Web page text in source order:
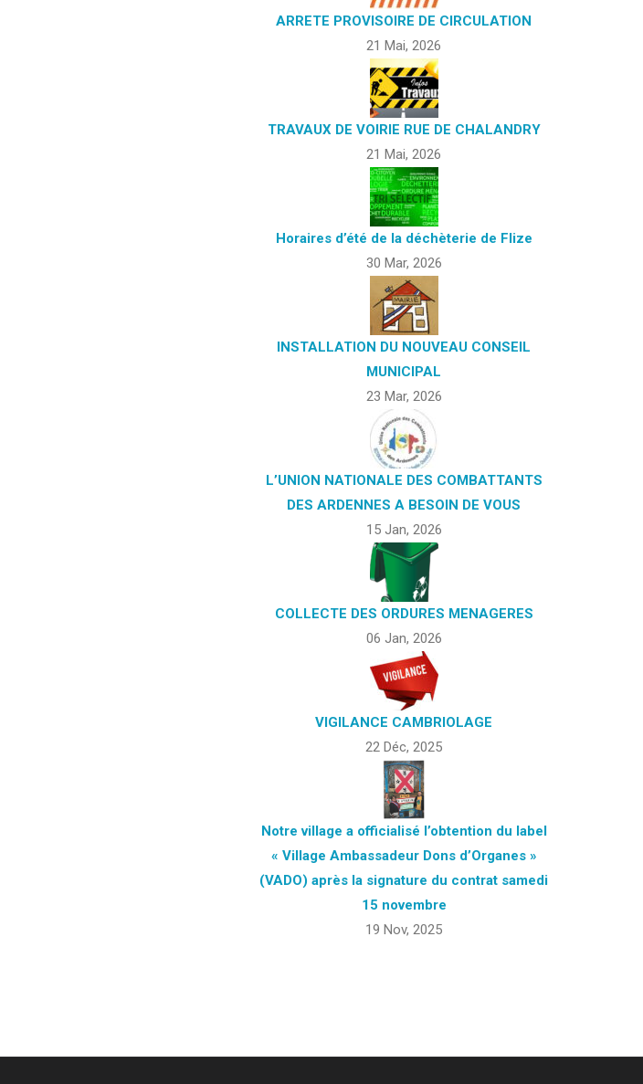
ARRETE PROVISOIRE DE CIRCULATION
21 Mai, 2026
TRAVAUX DE VOIRIE RUE DE CHALANDRY
21 Mai, 2026
Horaires d’été de la déchèterie de Flize
30 Mar, 2026
INSTALLATION DU NOUVEAU CONSEIL
MUNICIPAL
23 Mar, 2026
L’UNION NATIONALE DES COMBATTANTS
DES ARDENNES A BESOIN DE VOUS
15 Jan, 2026
COLLECTE DES ORDURES MENAGERES
06 Jan, 2026
VIGILANCE CAMBRIOLAGE
22 Déc, 2025
Notre village a officialisé l’obtention du label
« Village Ambassadeur Dons d’Organes »
(VADO) après la signature du contrat samedi
15 novembre
19 Nov, 2025